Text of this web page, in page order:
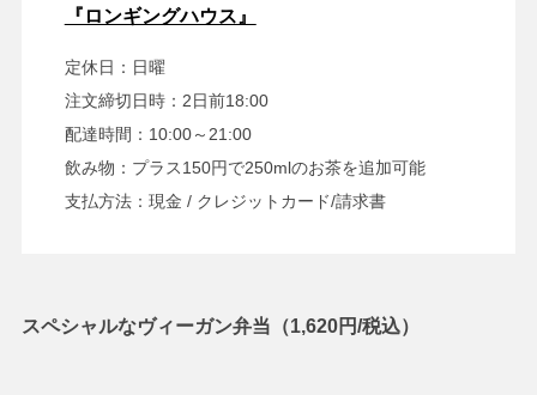
『ロンギングハウス』
定休日：日曜
注文締切日時：2日前18:00
配達時間：10:00～21:00
飲み物：プラス150円で250mlのお茶を追加可能
支払方法：現金 / クレジットカード/請求書
スペシャルなヴィーガン弁当（1,620円/税込）